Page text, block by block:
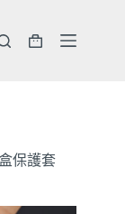
購
保護套